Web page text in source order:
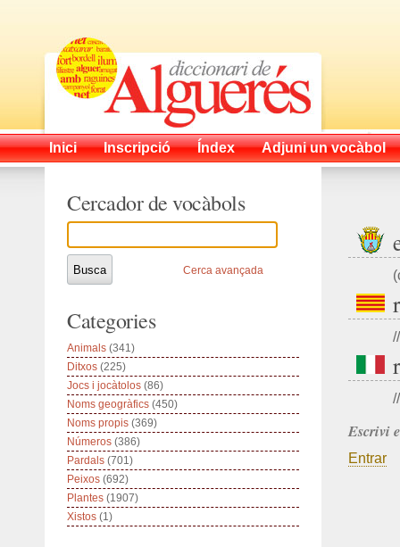
Inici Inscripció Índex Adjuni un vocàbol
//
//
Escrivi
Entrar
Cercador de vocàbols
Cerca avançada
Categories
Animals (341)
Ditxos (225)
Jocs i jocàtolos (86)
Noms geogràfics (450)
Noms propis (369)
Números (386)
Pardals (701)
Peixos (692)
Plantes (1907)
Xistos (1)